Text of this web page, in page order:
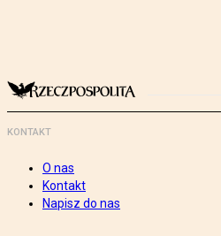
KONTAKT
O nas
Kontakt
Napisz do nas